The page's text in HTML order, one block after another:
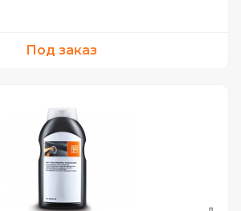
Под заказ